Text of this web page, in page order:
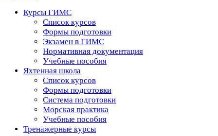
Курсы ГИМС
Список курсов
Формы подготовки
Экзамен в ГИМС
Нормативная документация
Учебные пособия
Яхтенная школа
Список курсов
Формы подготовки
Cистема подготовки
Морская практика
Учебные пособия
Тренажерные курсы